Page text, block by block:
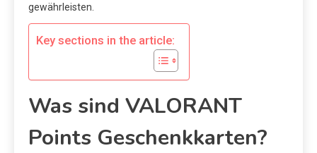
gewährleisten.
Key sections in the article:
Was sind VALORANT
Points Geschenkkarten?